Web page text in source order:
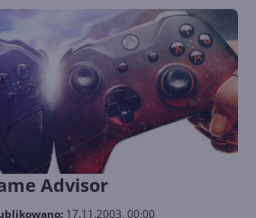
Advisor
17.11.2003, 00:00